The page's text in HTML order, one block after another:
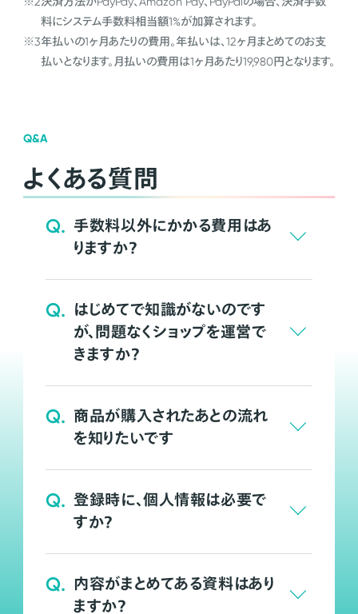
料にシステム手数料相当額1%が加算されます。
※3年払いの1ヶ月あたりの費用。年払いは、12ヶ月まとめてのお支
払いとなります。月払いの費用は1ヶ月あたり19,980円となります。
Q&A
よくある質問
Q. 手数料以外にかかる費用はあ
りますか？
Q. はじめてで知識がないのです
が、問題なくショップを運営で
きますか？
Q. 商品が購入されたあとの流れ
を知りたいです
Q. 登録時に、個人情報は必要で
すか？
Q. 内容がまとめてある資料はあり
ますか？